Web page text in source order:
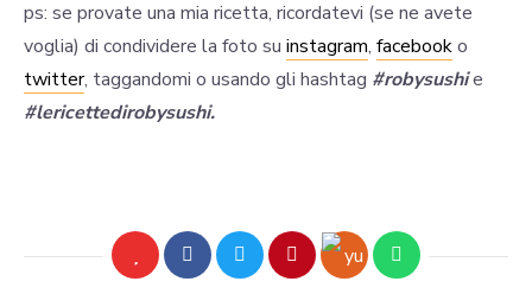
ps: se provate una mia ricetta, ricordatevi (se ne avete
voglia) di condividere la foto su instagram, facebooko
twitter, taggandomi o usando gli hashtag #robysushie
#lericettedirobysushi.